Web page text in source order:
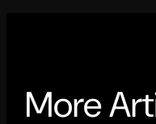
More